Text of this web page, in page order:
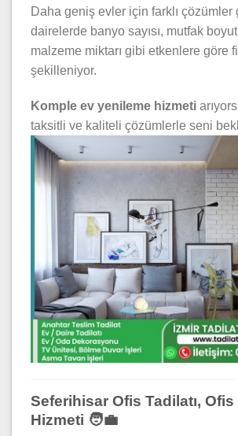
Daha geniş evler için farklı çözümler
dairelerde banyo sayısı, mutfak
malzeme miktarı gibi etkenlere göre
şekilleniyor.
Komple ev yenileme hizmeti
taksitli ve kaliteli çözümlerle seni
Seferihisar Ofis Tadilatı, Ofis
Hizmeti 🧑‍💼